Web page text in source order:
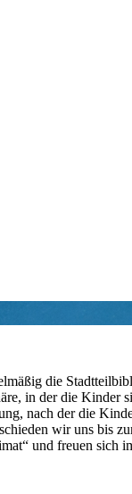
die
in der die Kinder
nach der die
wir uns bis
und freuen sich